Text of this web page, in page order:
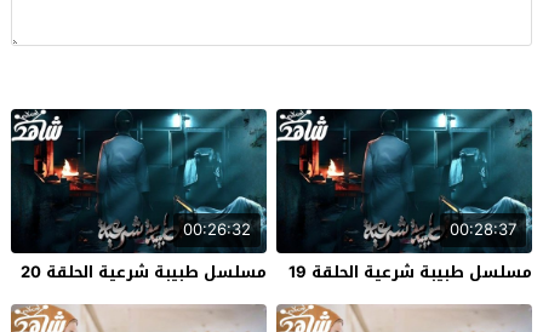
00:28:37
مسلسل طبيبة شرعية الحلقة 19
00:26:32
مسلسل طبيبة شرعية الحلقة 20